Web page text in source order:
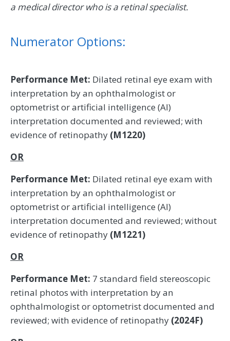
a medical director who is a retinal specialist.
Numerator Options:
Performance Met: Dilated retinal eye exam with
interpretation by an ophthalmologist or
optometrist or artificial intelligence (AI)
interpretation documented and reviewed; with
evidence of retinopathy (M1220)
OR
Performance Met: Dilated retinal eye exam with
interpretation by an ophthalmologist or
optometrist or artificial intelligence (AI)
interpretation documented and reviewed; without
evidence of retinopathy (M1221)
OR
Performance Met: 7 standard field stereoscopic
retinal photos with interpretation by an
ophthalmologist or optometrist documented and
reviewed; with evidence of retinopathy (2024F)